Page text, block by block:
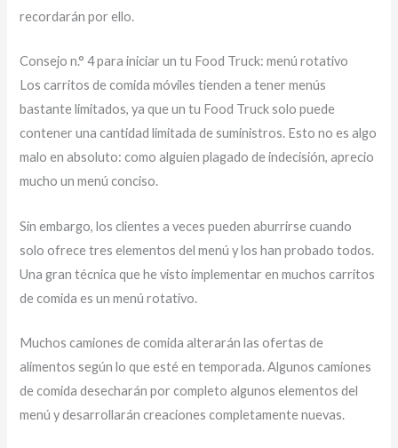
recordarán por ello.
Consejo n.° 4 para iniciar un tu Food Truck: menú rotativo
Los carritos de comida móviles tienden a tener menús
bastante limitados, ya que un tu Food Truck solo puede
contener una cantidad limitada de suministros. Esto no es algo
malo en absoluto: como alguien plagado de indecisión, aprecio
mucho un menú conciso.
Sin embargo, los clientes a veces pueden aburrirse cuando
solo ofrece tres elementos del menú y los han probado todos.
Una gran técnica que he visto implementar en muchos carritos
de comida es un menú rotativo.
Muchos camiones de comida alterarán las ofertas de
alimentos según lo que esté en temporada. Algunos camiones
de comida desecharán por completo algunos elementos del
menú y desarrollarán creaciones completamente nuevas.